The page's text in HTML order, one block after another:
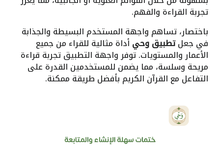
تجربة القراءة والفهم.
باختصار، تساهم واجهة المستخدم البسيطة والجذابة
في جعلتطبيق وحي أداة مثالية للقراء من جميع
الأعمار والمستويات. توفر واجهة التطبيق تجربة قراءة
مريحة وسلسة، مما يضمن للمستخدمين القدرة على
التفاعل مع القرآن الكريم بأفضل طريقة ممكنة.